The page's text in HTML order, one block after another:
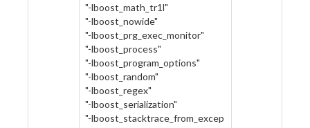
"-lboost_math_tr1l"
"-lboost_nowide"
"-lboost_prg_exec_monitor"
"-lboost_process"
"-lboost_program_options"
"-lboost_random"
"-lboost_regex"
"-lboost_serialization"
"-lboost_stacktrace_from_excep